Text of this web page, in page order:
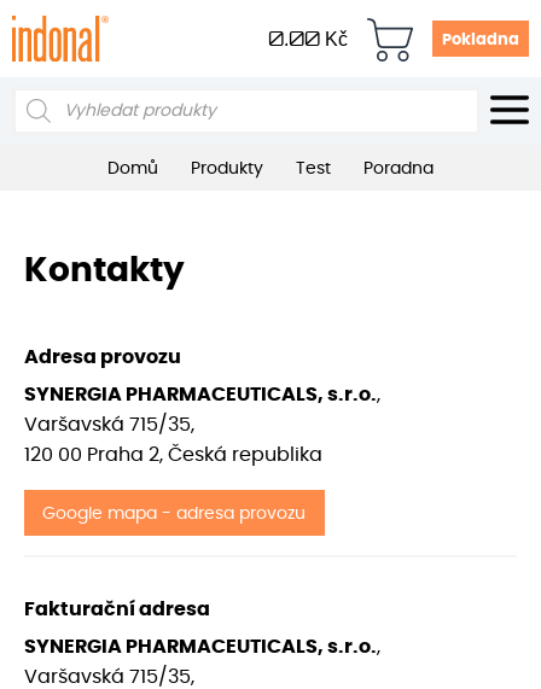
0.00 Kč Pokladna
Products
Domů Produkty Test Poradna
Kontakty
Adresa provozu
SYNERGIA PHARMACEUTICALS, s.r.o.,
Varšavská 715/35,
120 00 Praha 2, Česká republika
Google mapa - adresa provozu
Fakturační adresa
SYNERGIA PHARMACEUTICALS, s.r.o.,
Varšavská 715/35,